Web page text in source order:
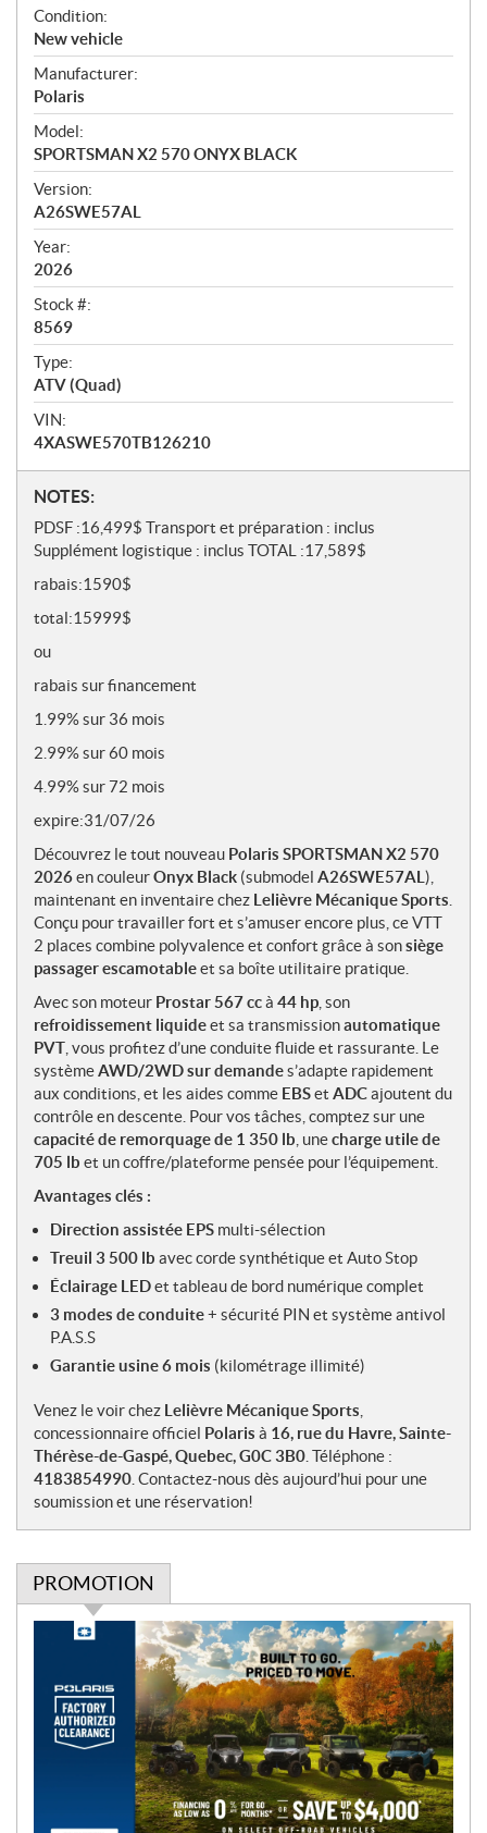
O
v
e
r
v
i
e
w
Condition:
New vehicle
Manufacturer:
Polaris
Model:
SPORTSMAN X2 570 ONYX BLACK
Version:
A26SWE57AL
Year:
2026
Stock #:
8569
Type:
ATV (Quad)
VIN:
4XASWE570TB126210
N
o
t
s
NOTES:
PDSF :16,499$ Transport et préparation : inclus
Supplément logistique : inclus TOTAL :17,589$
rabais:1590$
total:15999$
ou
rabais sur financement
1.99% sur 36 mois
2.99% sur 60 mois
4.99% sur 72 mois
expire:31/07/26
Découvrez le tout nouveau Polaris SPORTSMAN X2 570
2026en couleurOnyx Black (submodel A26SWE57AL ),
maintenant en inventaire chez Lelièvre Mécanique Sports
Conçu pour travailler fort et s’amuser encore plus, ce VTT
2 places combine polyvalence et confort grâce à sonsiège
passager escamotableet sa boîte utilitaire pratique.
Avec son moteur Prostar 567 ccà 44 hp , son
refroidissement liquideet sa transmissionautomatique
PVT , vous profitez d’une conduite fluide et rassurante. Le
systèmeAWD/2WD sur demandes’adapte rapidement
aux conditions, et les aides comme EBSet ADCajoutent du
contrôle en descente. Pour vos tâches, comptez sur une
capacité de remorquage de 1 350 lb , unecharge utile de
705 lb et un coffre/plateforme pensée pour l’équipement.
Avantages clés :
Direction assistée EPS multi-sélection
Treuil 3 500 lb avec corde synthétique et Auto Stop
Éclairage LEDet tableau de bord numérique complet
3 modes de conduite+ sécurité PIN et système antivol
P.A.S.S
Garantie usine 6 mois (kilométrage illimité)
Venez le voir chez Lelièvre Mécanique Sports
concessionnaire officiel Polaris à 16, rue du Havre, Sainte-
Thérèse-de-Gaspé, Quebec, G0C 3B0 . Téléphone :
4183854990 . Contactez-nous dès aujourd’hui pour une
soumission et une réservation!
PROMOTION